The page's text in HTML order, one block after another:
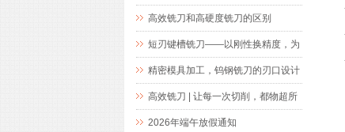
文牒
高效铣刀和高硬度铣刀的区别
短刃键槽铣刀——以刚性换精度，为
精密键槽加工而生
精密模具加工，钨钢铣刀的刃口设计
究竟藏着什么玄机
高效铣刀 | 让每一次切削，都物超所
值
2026年端午放假通知